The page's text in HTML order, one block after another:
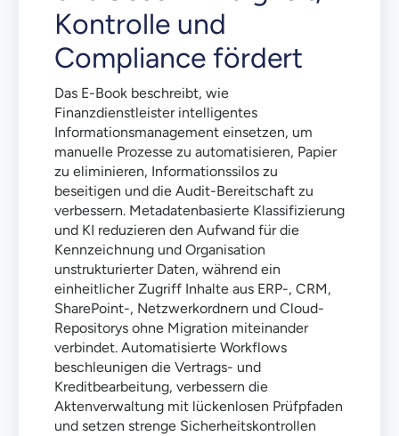
Kontrolle und
Compliance fördert
Das E-Book beschreibt, wie
Finanzdienstleister intelligentes
Informationsmanagement einsetzen, um
manuelle Prozesse zu automatisieren, Papier
zu eliminieren, Informationssilos zu
beseitigen und die Audit-Bereitschaft zu
verbessern. Metadatenbasierte Klassifizierung
und KI reduzieren den Aufwand für die
Kennzeichnung und Organisation
unstrukturierter Daten, während ein
einheitlicher Zugriff Inhalte aus ERP-, CRM,
SharePoint-, Netzwerkordnern und Cloud-
Repositorys ohne Migration miteinander
verbindet. Automatisierte Workflows
beschleunigen die Vertrags- und
Kreditbearbeitung, verbessern die
Aktenverwaltung mit lückenlosen Prüfpfaden
und setzen strenge Sicherheitskontrollen